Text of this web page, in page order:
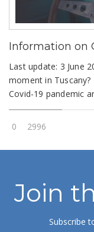
Information on
Last update: 3 June
moment in
Covid-19 pandemic
0 2996
Join
Subscribe